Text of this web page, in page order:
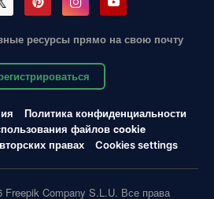
ресурсы прямо на свою почту
Политика конфиденциальности
файлов cookie
правах
Cookies settings
Freepik Company S.L.U. Все права